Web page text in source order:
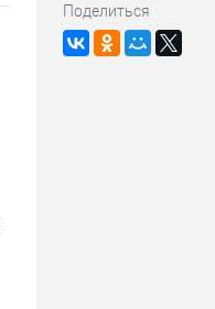
Поделиться